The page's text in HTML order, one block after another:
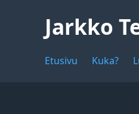
Jarkko
Etusivu Kuka?